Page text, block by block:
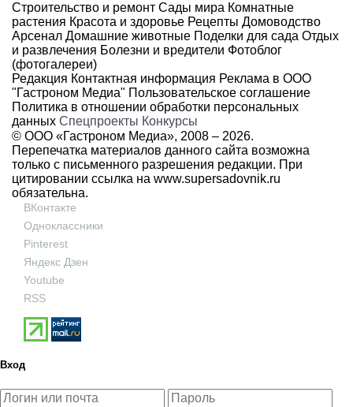
Строительство и ремонт Сады мира Комнатные
растения Красота и здоровье Рецепты Домоводство
Арсенал Домашние животные Поделки для сада Отдых
и развлечения Болезни и вредители Фотоблог
(фотогалереи)
Редакция Контактная информация Реклама в ООО
"Гастроном Медиа" Пользовательское соглашение
Политика в отношении обработки персональных
данных Спецпроекты Конкурсы
© ООО «Гастроном Медиа», 2008 – 2026.
Перепечатка материалов данного сайта возможна
только с письменного разрешения редакции. При
цитировании ссылка на www.supersadovnik.ru
обязательна.
ВКонтакте
Одноклассники
Pinterest
Яндекс Дзен
Youtube
RSS
Вход